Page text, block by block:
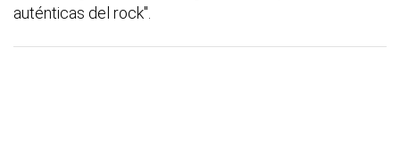
auténticas del rock".